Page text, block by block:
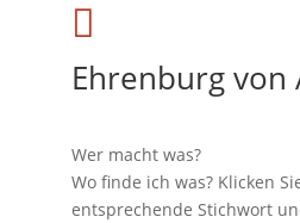

Ehrenburg von
Wer macht was?
Wo finde ich was? Klicken
entsprechende Stichwort